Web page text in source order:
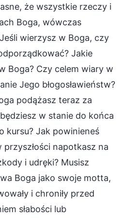
że wszystkie rzeczy i
Boga, wówczas
wierzysz w Boga, czy
Jakie
Boga? Czy celem wiary w
Jego błogosławieństw?
podążasz teraz za
w stanie do końca
kursu? Jak powinieneś
napotkasz na
i udręki? Musisz
Boga jako swoje motta,
i chroniły przed
słabości lub